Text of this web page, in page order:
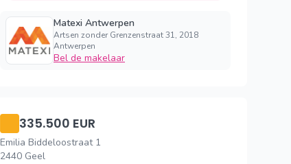
Matexi Antwerpen
Artsen zonder Grenzenstraat 31, 2018
Antwerpen
Bel de makelaar
335.500 EUR
Emilia Biddeloostraat 1
2440 Geel